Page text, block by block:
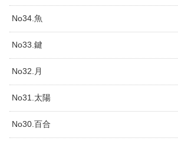
No34.魚
No33.鍵
No32.月
No31.太陽
No30.百合